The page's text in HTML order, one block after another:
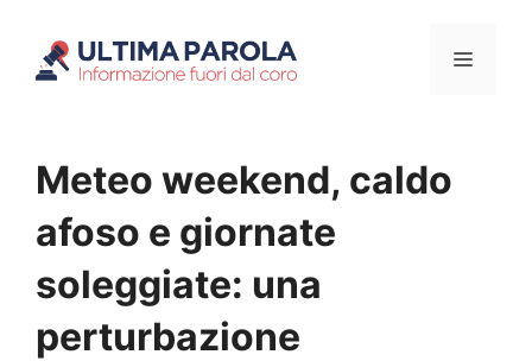
Menu
Meteo weekend, caldo
afoso e giornate
soleggiate: una
perturbazione